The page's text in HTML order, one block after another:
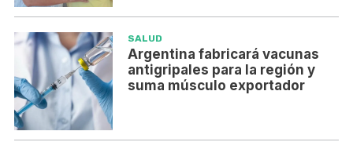
SALUD
Argentina fabricará vacunas
antigripales para la región y
suma músculo exportador